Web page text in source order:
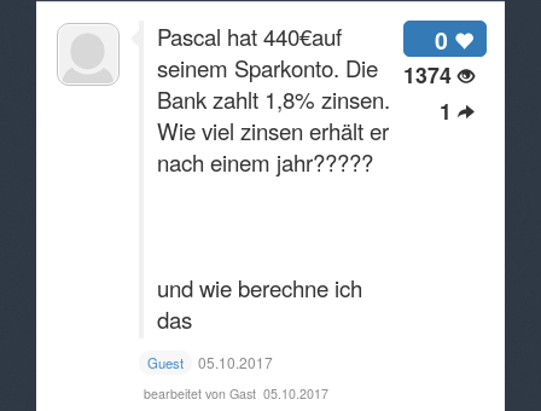
0
1374
1
Pascal hat 440€auf
seinem Sparkonto. Die
Bank zahlt 1,8% zinsen.
Wie viel zinsen erhält er
nach einem jahr?????
und wie berechne ich
das
Guest 05.10.2017
bearbeitet von Gast 05.10.2017